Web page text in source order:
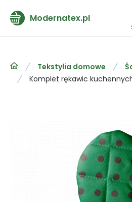
Modernatex.pl
Tekstylia domowe
Komplet rękawic